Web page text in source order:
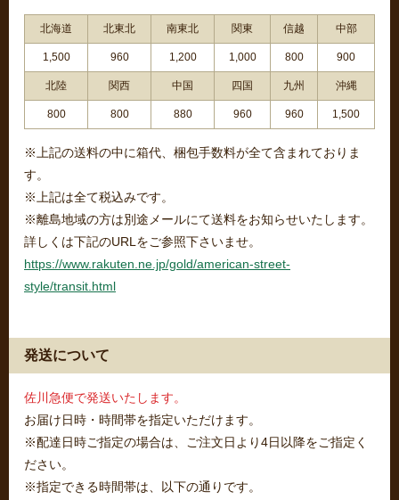
北海道 北東北 南東北 関東 信越 中部
1,500 960 1,200 1,000 800 900
北陸 関西 中国 四国 九州 沖縄
800 800 880 960 960 1,500
※上記の送料の中に箱代、梱包手数料が全て含まれておりま
す。
※上記は全て税込みです。
※離島地域の方は別途メールにて送料をお知らせいたします。
詳しくは下記のURLをご参照下さいませ。
https://www.rakuten.ne.jp/gold/american-street-
style/transit.html
発送について
佐川急便で発送いたします。
お届け日時・時間帯を指定いただけます。
※配達日時ご指定の場合は、ご注文日より4日以降をご指定く
ださい。
※指定できる時間帯は、以下の通りです。